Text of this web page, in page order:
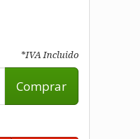
*IVA Incluido
Comprar